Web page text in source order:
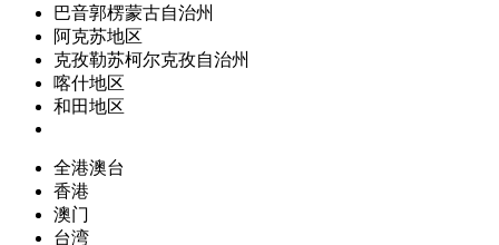
巴音郭楞蒙古自治州
阿克苏地区
克孜勒苏柯尔克孜自治州
喀什地区
和田地区
全港澳台
香港
澳门
台湾